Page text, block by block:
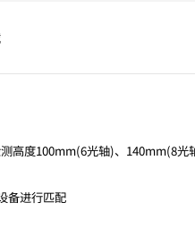
高度100mm(6光轴)、140mm(8
备进行匹配